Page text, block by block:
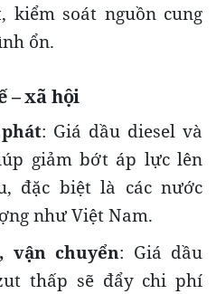
kiểm soát nguồn cung
ổn.
– xã hội
: Giá dầu diesel và
giảm bớt áp lực lên
đặc biệt là các nước
như Việt Nam.
vận chuyển: Giá dầu
thấp sẽ đẩy chi phí